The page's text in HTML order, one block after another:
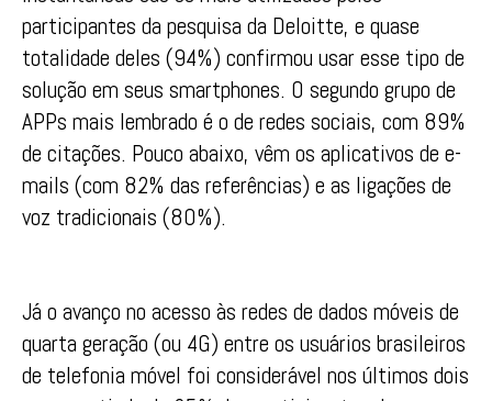
participantes da pesquisa da Deloitte, e quase
totalidade deles (94%) confirmou usar esse tipo de
solução em seus smartphones. O segundo grupo de
APPs mais lembrado é o de redes sociais, com 89%
de citações. Pouco abaixo, vêm os aplicativos de e-
mails (com 82% das referências) e as ligações de
voz tradicionais (80%).
Já o avanço no acesso às redes de dados móveis de
quarta geração (ou 4G) entre os usuários brasileiros
de telefonia móvel foi considerável nos últimos dois